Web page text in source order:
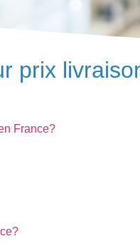
prix
France?